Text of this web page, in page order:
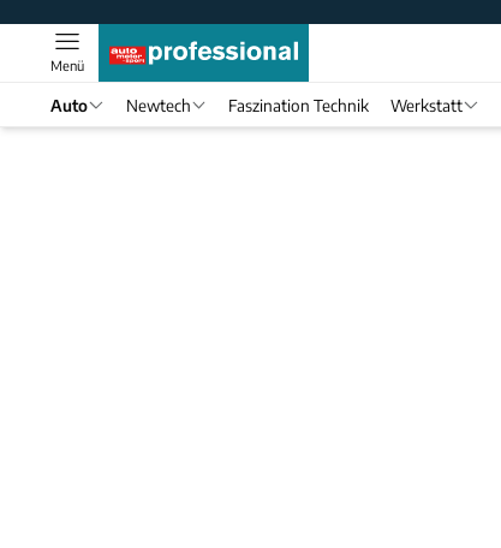
Menü
Auto Newtech Faszination Technik Werkstatt